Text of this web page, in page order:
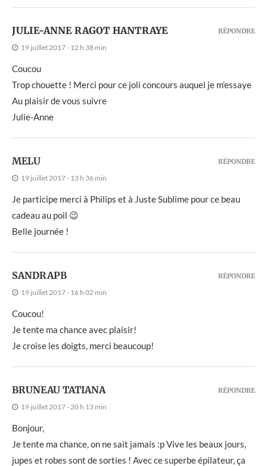
JULIE-ANNE RAGOT HANTRAYE
19 juillet 2017 - 12 h 38 min
Coucou
Trop chouette ! Merci pour ce joli concours auquel je m’essaye
Au plaisir de vous suivre
Julie-Anne
RÉPONDRE
MELU
19 juillet 2017 - 13 h 36 min
Je participe merci à Philips et à Juste Sublime pour ce beau
cadeau au poil 😉
Belle journée !
RÉPONDRE
SANDRAPB
19 juillet 2017 - 16 h 02 min
Coucou!
Je tente ma chance avec plaisir!
Je croise les doigts, merci beaucoup!
RÉPONDRE
BRUNEAU TATIANA
19 juillet 2017 - 20 h 13 min
Bonjour,
Je tente ma chance, on ne sait jamais :p Vive les beaux jours,
jupes et robes sont de sorties ! Avec ce superbe épilateur, ça
RÉPONDRE